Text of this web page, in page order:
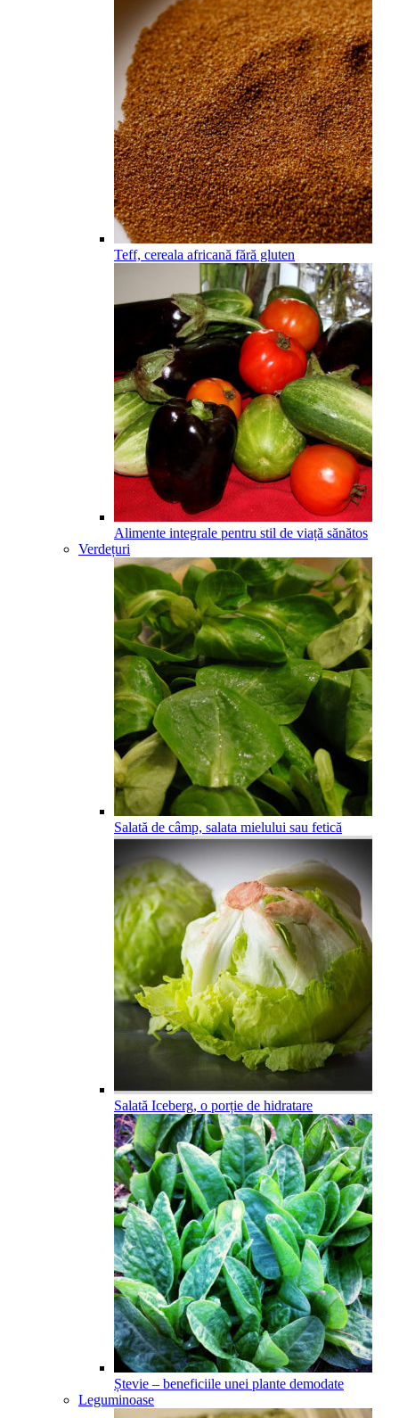
Teff, cereala africană fără gluten
Alimente integrale pentru stil de viață sănătos
Verdețuri
Salată de câmp, salata mielului sau fetică
Salată Iceberg, o porție de hidratare
Ștevie – beneficiile unei plante demodate
Leguminoase